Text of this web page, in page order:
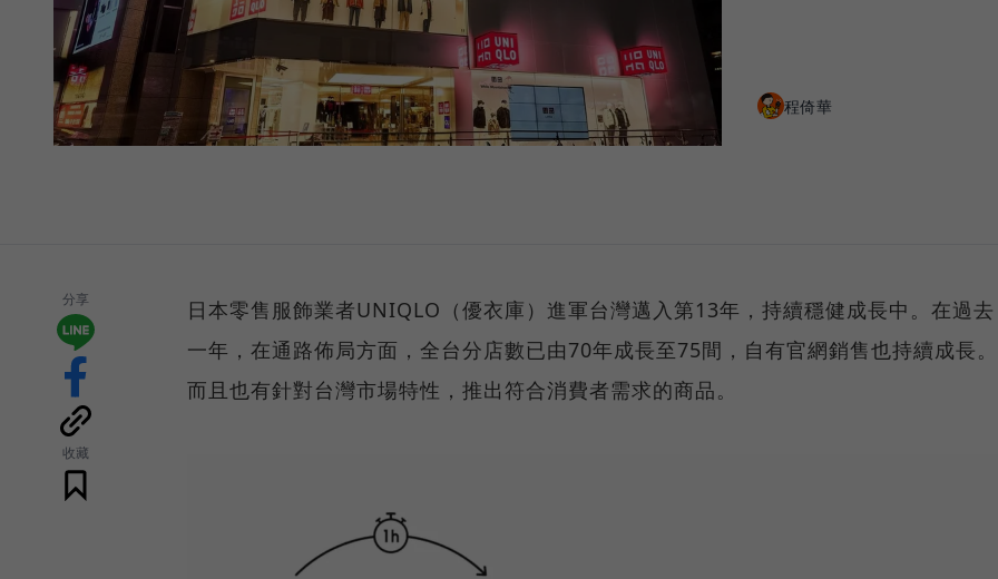
程倚華
分享
收藏
日本零售服飾業者UNIQLO（優衣庫）進軍台灣邁入第13年，持續穩健成長中。在過去
一年，在通路佈局方面，全台分店數已由70年成長至75間，自有官網銷售也持續成長。
而且也有針對台灣市場特性，推出符合消費者需求的商品。